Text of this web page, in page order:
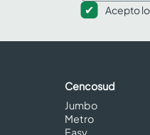
Acepto
Cencosud
Jumbo
Metro
Easy